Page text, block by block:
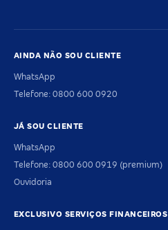
AINDA NÃO SOU CLIENTE
WhatsApp
Telefone: 0800 600 0920
JÁ SOU CLIENTE
WhatsApp
Telefone: 0800 600 0919 (premium)
Ouvidoria
EXCLUSIVO SERVIÇOS FINANCEIROS